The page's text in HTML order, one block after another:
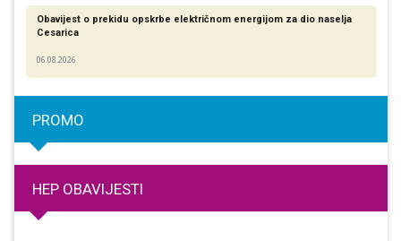
Obavijest o prekidu opskrbe električnom energijom za dio naselja
Cesarica
06.08.2026
PROMO
HEP OBAVIJESTI